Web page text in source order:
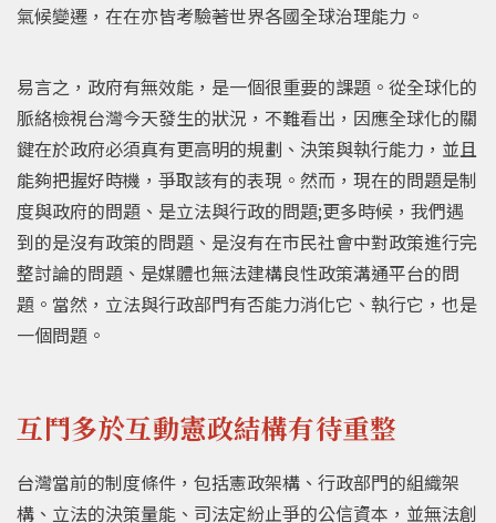
氣候變遷，在在亦皆考驗著世界各國全球治理能力。
易言之，政府有無效能，是一個很重要的課題。從全球化的
脈絡檢視台灣今天發生的狀況，不難看出，因應全球化的關
鍵在於政府必須真有更高明的規劃、決策與執行能力，並且
能夠把握好時機，爭取該有的表現。然而，現在的問題是制
度與政府的問題、是立法與行政的問題;更多時候，我們遇
到的是沒有政策的問題、是沒有在市民社會中對政策進行完
整討論的問題、是媒體也無法建構良性政策溝通平台的問
題。當然，立法與行政部門有否能力消化它、執行它，也是
一個問題。
互鬥多於互動憲政結構有待重整
台灣當前的制度條件，包括憲政架構、行政部門的組織架
構、立法的決策量能、司法定紛止爭的公信資本，並無法創